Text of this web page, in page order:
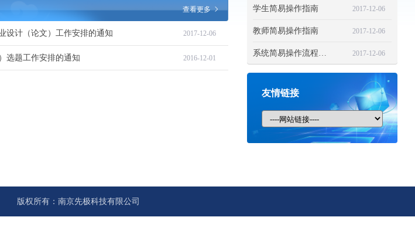
查看更多
设计（论文）工作安排的通知 2017-12-06
选题工作安排的通知 2016-12-01
学生简易操作指南 2017-12-06
教师简易操作指南 2017-12-06
系统简易操作流程说明指南 2017-12-06
友情链接
版权所有： 南京先极科技有限公司